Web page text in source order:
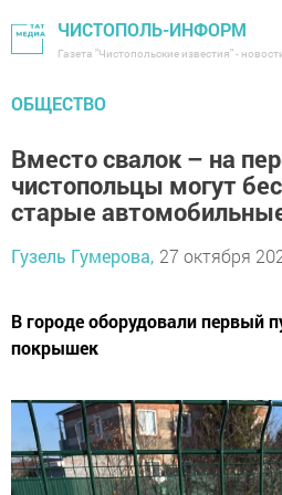
ЧИСТОПОЛЬ-ИНФОРМ
Газета "Чистопольские известия" -
ОБЩЕСТВО
Вместо свалок – на
чистопольцы могут
старые
Гузель Гумерова, 27 октября
В городе оборудовали первый
покрышек